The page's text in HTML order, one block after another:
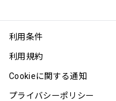
Excellence Awards
ブログ
利用条件
利用規約
Cookieに関する通知
プライバシーポリシー